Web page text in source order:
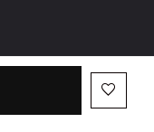
favorite_border
Conditions d'utilisation